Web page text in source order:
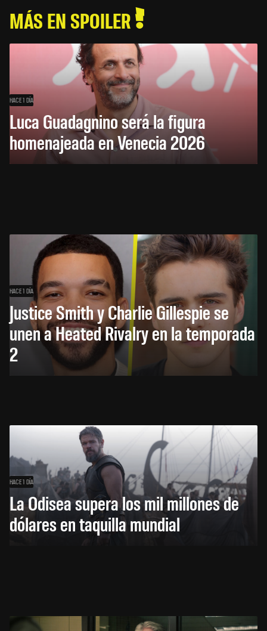
MÁS EN SPOILER
HACE 1 DÍA
Luca Guadagnino será la figura
homenajeada en Venecia 2026
HACE 1 DÍA
Justice Smith y Charlie Gillespie se
unen a Heated Rivalry en la temporada
2
HACE 1 DÍA
La Odisea supera los mil millones de
dólares en taquilla mundial